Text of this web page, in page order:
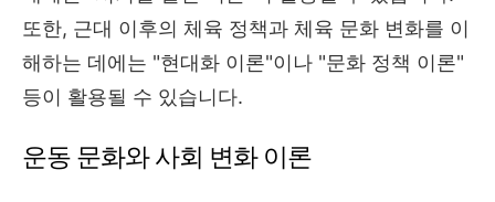
또한, 근대 이후의 체육 정책과 체육 문화 변화를 이
해하는 데에는 "현대화 이론"이나 "문화 정책 이론"
등이 활용될 수 있습니다.
운동 문화와 사회 변화 이론